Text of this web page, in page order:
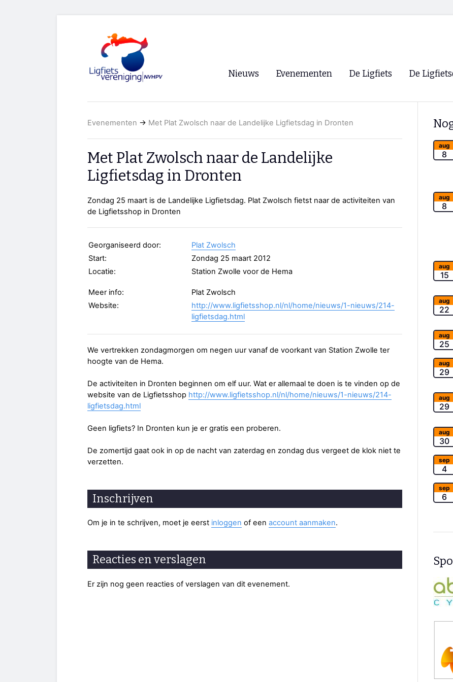
Nieuws
RSS
Evenementen
WK Ligfietsen 2026
De Ligfiets De
Lokale
EHPVA &
Forum
Evenementen → Met Plat Zwolsch naar de Landelijke Ligfietsdag in Dronten
Met Plat Zwolsch naar de Landelijke
Ligfietsdag in Dronten
Zondag 25 maart is de Landelijke Ligfietsdag. Plat Zwolsch fietst naar de activiteiten van
de Ligfietsshop in Dronten
Georganiseerd door:
Plat Zwolsch
Start:
Zondag 25 maart 2012
Locatie:
Station Zwolle voor de Hema
Meer info:
Plat Zwolsch
Website:
http://www.ligfietsshop.nl/nl/home/nieuws/1-nieuws/214-
ligfietsdag.html
We vertrekken zondagmorgen om negen uur vanaf de voorkant van Station Zwolle ter
hoogte van de Hema.
De activiteiten in Dronten beginnen om elf uur. Wat er allemaal te doen is te vinden op de
website van de Ligfietsshop http://www.ligfietsshop.nl/nl/home/nieuws/1-nieuws/214-
ligfietsdag.html
Geen ligfiets? In Dronten kun je er gratis een proberen.
De zomertijd gaat ook in op de nacht van zaterdag en zondag dus vergeet de klok niet te
verzetten.
Inschrijven
Om je in te schrijven, moet je eerst inloggen of een account aanmaken.
Reacties en verslagen
Er zijn nog geen reacties of verslagen van dit evenement.
aug
8
aug
8
aug
15
aug
22
aug
25
aug
29
aug
29
aug
30
sep
4
sep
6